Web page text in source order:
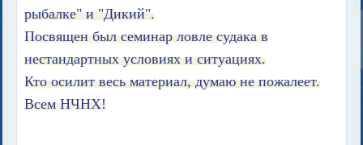
рыбалке" и "Дикий".
Посвящен был семинар ловле судака в
нестандартных условиях и ситуациях.
Кто осилит весь материал, думаю не пожалеет.
Всем НЧНХ!